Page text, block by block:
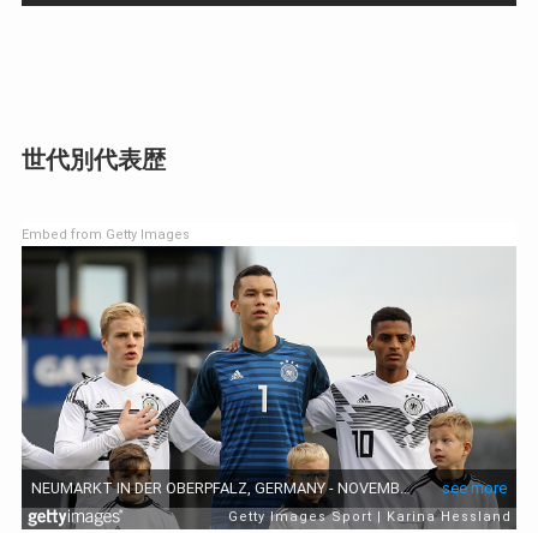
世代別代表歴
Embed from Getty Images